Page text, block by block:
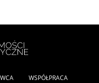
WSPÓŁPRACA